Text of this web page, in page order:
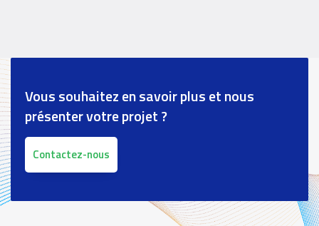
Références
paragraph
Vous souhaitez en savoir plus et nous
présenter votre projet ?
Contactez-nous